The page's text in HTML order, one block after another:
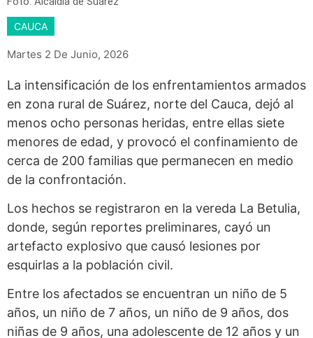
CAUCA
Martes 2 De Junio, 2026
La intensificación de los enfrentamientos armados
en zona rural de Suárez, norte del Cauca, dejó al
menos ocho personas heridas, entre ellas siete
menores de edad, y provocó el confinamiento de
cerca de 200 familias que permanecen en medio
de la confrontación.
Los hechos se registraron en la vereda La Betulia,
donde, según reportes preliminares, cayó un
artefacto explosivo que causó lesiones por
esquirlas a la población civil.
Entre los afectados se encuentran un niño de 5
años, un niño de 7 años, un niño de 9 años, dos
niñas de 9 años, una adolescente de 12 años y un